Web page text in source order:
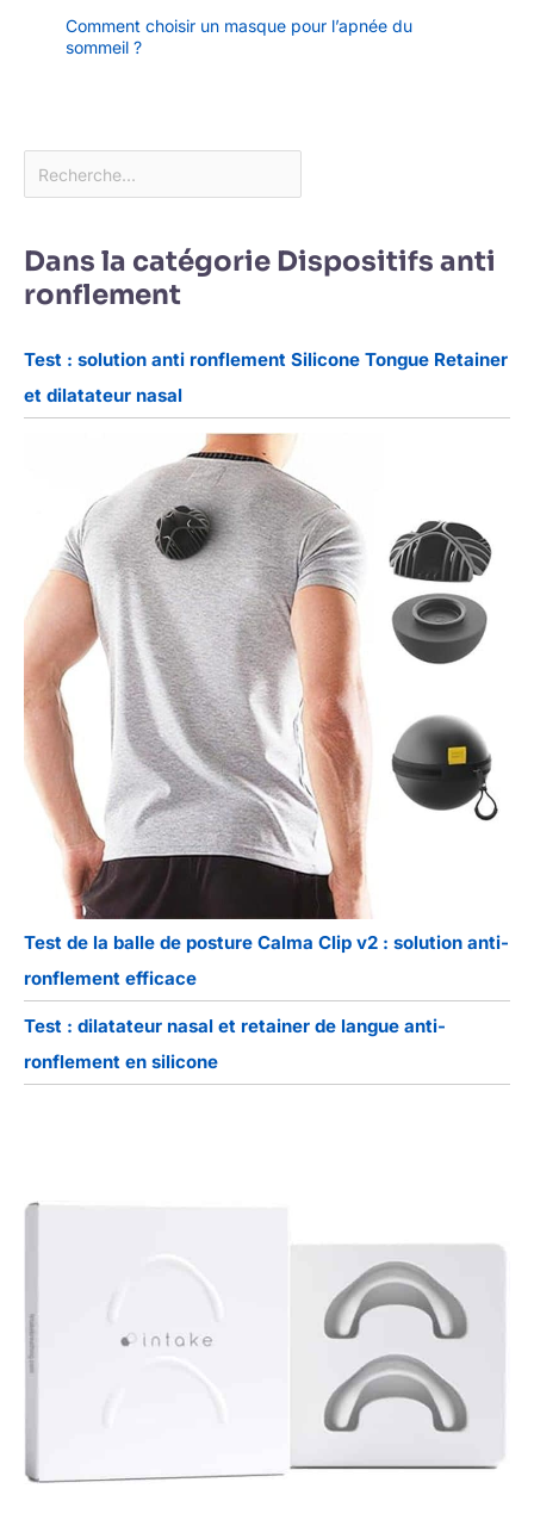
Comment choisir un masque pour l’apnée du
sommeil ?
Dans la catégorie Dispositifs anti
ronflement
Test : solution anti ronflement Silicone Tongue Retainer
et dilatateur nasal
Test de la balle de posture Calma Clip v2 : solution anti-
ronflement efficace
Test : dilatateur nasal et retainer de langue anti-
ronflement en silicone